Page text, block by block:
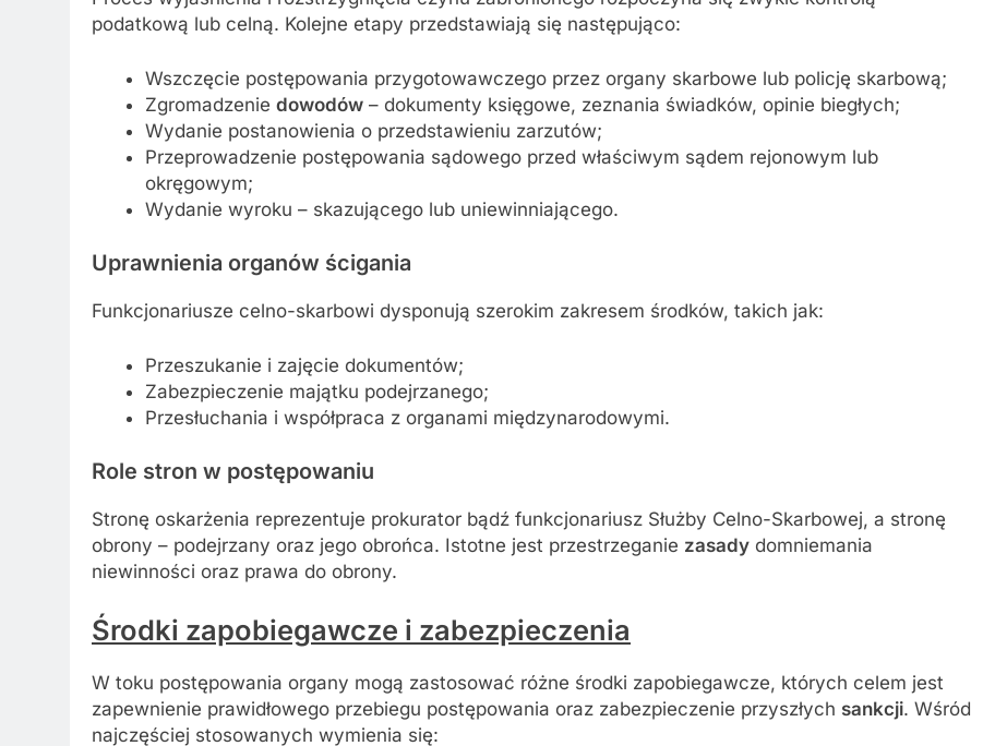
podatkową lub celną. Kolejne etapy przedstawiają się następująco:
Wszczęcie postępowania przygotowawczego przez organy skarbowe lub policję skarbową;
Zgromadzenie dowodów– dokumenty księgowe, zeznania świadków, opinie biegłych;
Wydanie postanowienia o przedstawieniu zarzutów;
Przeprowadzenie postępowania sądowego przed właściwym sądem rejonowym lub
okręgowym;
Wydanie wyroku – skazującego lub uniewinniającego.
Uprawnienia organów ścigania
Funkcjonariusze celno-skarbowi dysponują szerokim zakresem środków, takich jak:
Przeszukanie i zajęcie dokumentów;
Zabezpieczenie majątku podejrzanego;
Przesłuchania i współpraca z organami międzynarodowymi.
Role stron w postępowaniu
Stronę oskarżenia reprezentuje prokurator bądź funkcjonariusz Służby Celno-Skarbowej, a stronę
obrony – podejrzany oraz jego obrońca. Istotne jest przestrzeganie zasady domniemania
niewinności oraz prawa do obrony.
Środki zapobiegawcze i zabezpieczenia
W toku postępowania organy mogą zastosować różne środki zapobiegawcze, których celem jest
zapewnienie prawidłowego przebiegu postępowania oraz zabezpieczenie przyszłych sankcji. Wśród
najczęściej stosowanych wymienia się: